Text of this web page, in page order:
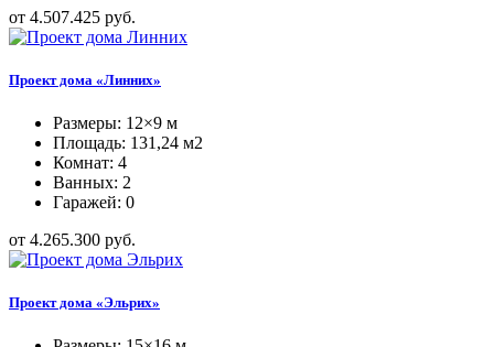
от 4.507.425 руб.
Проект дома «Линних»
Размеры: 12×9 м
Площадь: 131,24 м2
Комнат: 4
Ванных: 2
Гаражей: 0
от 4.265.300 руб.
Проект дома «Эльрих»